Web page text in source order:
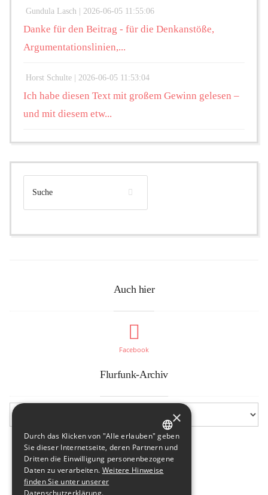
Gundula Lasch | 2026-06-05 11:55:06
Danke für den Beitrag - für die Denkanstöße,
Argumentationslinien,...
Horst Schulte | 2026-06-05 11:53:04
Ich habe diesen Text mit großem Gewinn gelesen –
und mit diesem etw...
Auch hier
Facebook
Flurfunk-Archiv
GERMAN
ENGLISH
×
Durch das Klicken von "Alle erlauben" geben
Sie dieser Internetseite, deren Partnern und
Dritten die Einwilligung personenbezogene
Daten zu verarbeiten. Weitere Hinweise
finden Sie unter unserer
Datenschutzerklärung.